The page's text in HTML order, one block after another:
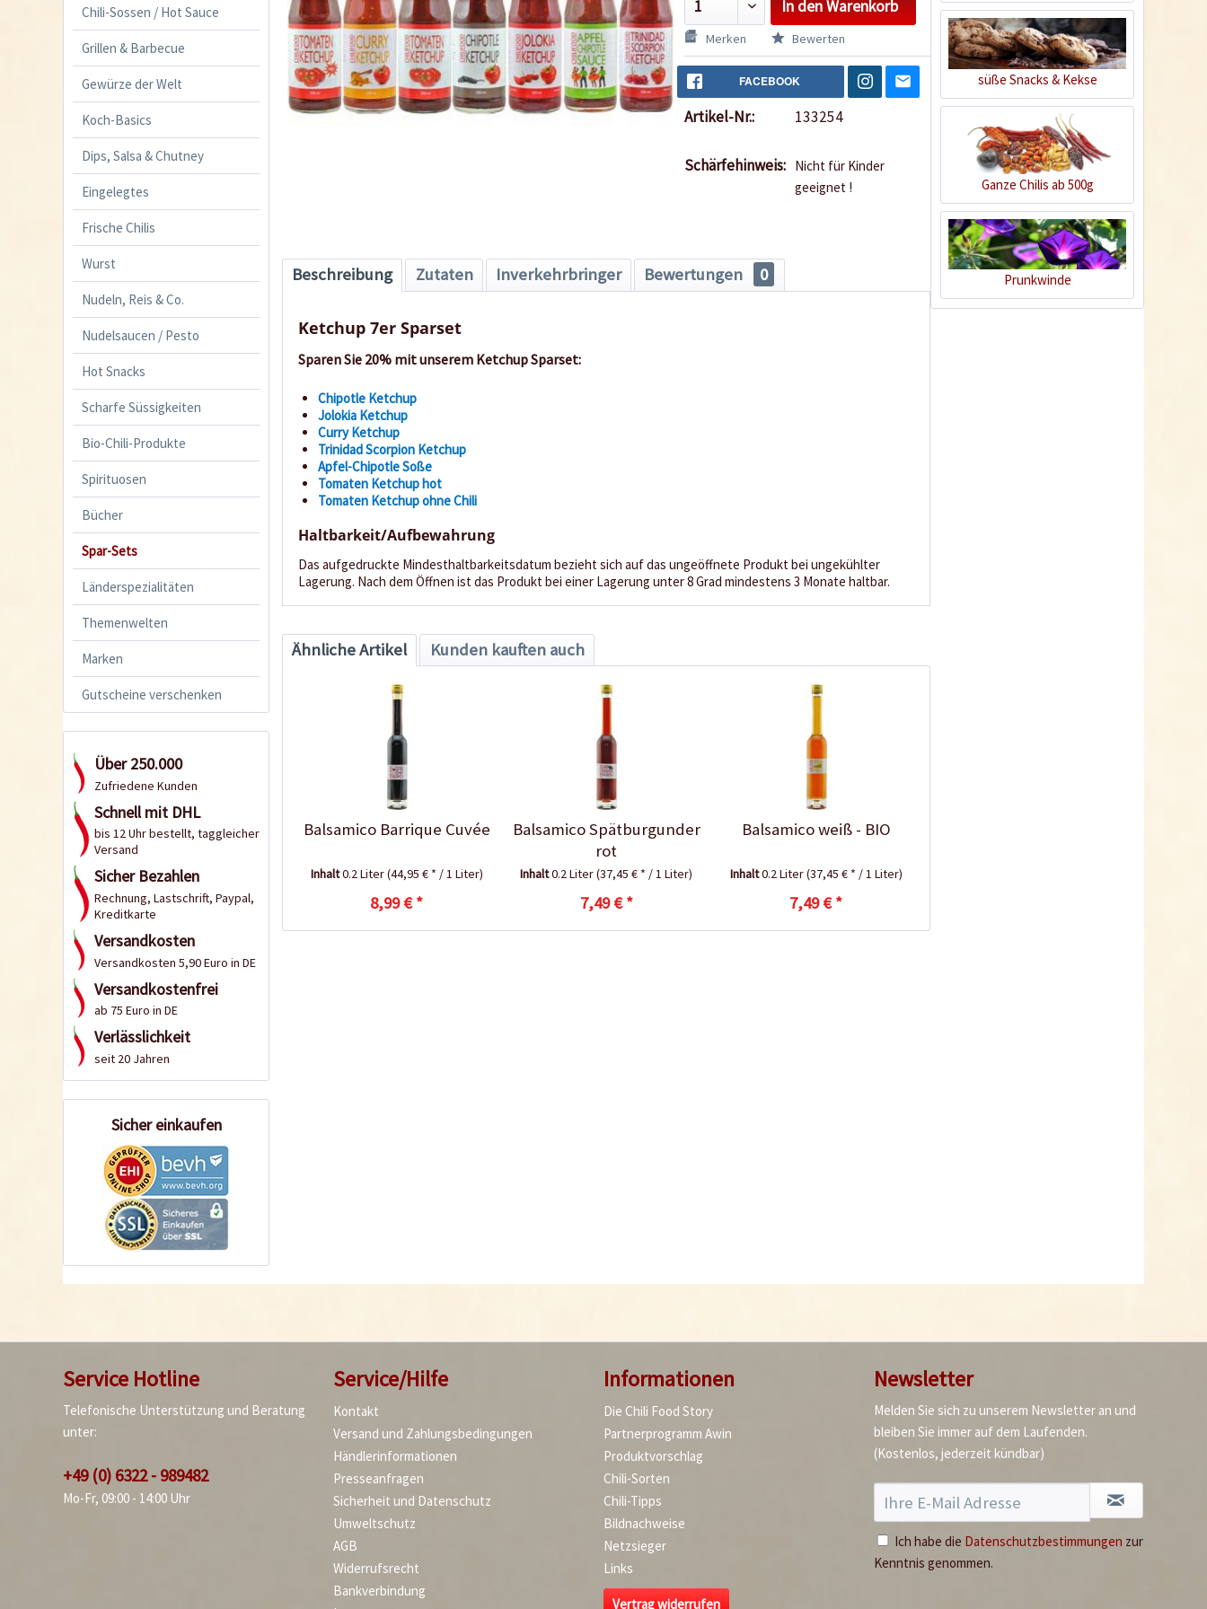
Chili-Sossen / Hot Sauce
Grillen & Barbecue
Gewürze der Welt
Koch-Basics
Dips, Salsa & Chutney
Eingelegtes
Frische Chilis
Wurst
Nudeln, Reis & Co.
Nudelsaucen / Pesto
Hot Snacks
Scharfe Süssigkeiten
Bio-Chili-Produkte
Spirituosen
Bücher
Spar-Sets
Länderspezialitäten
Themenwelten
Marken
Gutscheine verschenken
Über 250.000
Zufriedene Kunden
Schnell mit DHL
bis 12 Uhr bestellt, taggleicher
Versand
Sicher Bezahlen
Rechnung, Lastschrift, Paypal,
Kreditkarte
Versandkosten
Versandkosten 5,90 Euro in DE
Versandkostenfrei
ab 75 Euro in DE
Verlässlichkeit
seit 20 Jahren
Sicher einkaufen
In den Warenkorb
Merken Bewerten
FACEBOOK
Artikel-Nr.: 133254
Schärfehinweis: Nicht für Kinder
geeignet !
Beschreibung Zutaten Inverkehrbringer Bewertungen 0
Ketchup 7er Sparset
Sparen Sie 20% mit unserem Ketchup Sparset:
Chipotle Ketchup
Jolokia Ketchup
Curry Ketchup
Trinidad Scorpion Ketchup
Apfel-Chipotle Soße
Tomaten Ketchup hot
Tomaten Ketchup ohne Chili
Haltbarkeit/Aufbewahrung
Das aufgedruckte Mindesthaltbarkeitsdatum bezieht sich auf das ungeöffnete Produkt bei ungekühlter
Lagerung. Nach dem Öffnen ist das Produkt bei einer Lagerung unter 8 Grad mindestens 3 Monate haltbar.
Ähnliche Artikel Kunden kauften auch
Balsamico Barrique Cuvée
Inhalt0.2 Liter(44,95 € * / 1 Liter)
8,99 € *
Balsamico Spätburgunder
rot
Inhalt0.2 Liter(37,45 € * / 1 Liter)
7,49 € *
Balsamico weiß - BIO
Inhalt0.2 Liter(37,45 € * / 1 Liter)
7,49 € *
süße Snacks & Kekse
Ganze Chilis ab 500g
Prunkwinde
Service Hotline
Telefonische Unterstützung und Beratung
unter:
+49 (0) 6322 - 989482
Mo-Fr, 09:00 - 14:00 Uhr
Service/Hilfe
Kontakt
Versand und Zahlungsbedingungen
Händlerinformationen
Presseanfragen
Sicherheit und Datenschutz
Umweltschutz
AGB
Widerrufsrecht
Bankverbindung
Informationen
Die Chili Food Story
Partnerprogramm Awin
Produktvorschlag
Chili-Sorten
Chili-Tipps
Bildnachweise
Netzsieger
Links
Vertrag widerrufen
Newsletter
Melden Sie sich zu unserem Newsletter an und
bleiben Sie immer auf dem Laufenden.
(Kostenlos, jederzeit kündbar)
Ich habe die Datenschutzbestimmungen zur
Kenntnis genommen.